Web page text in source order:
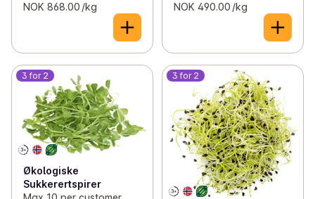
NOK 868.00 /kg NOK 490.00 /kg
3 for 2
Økologiske
Sukkerertspirer
3 for 2